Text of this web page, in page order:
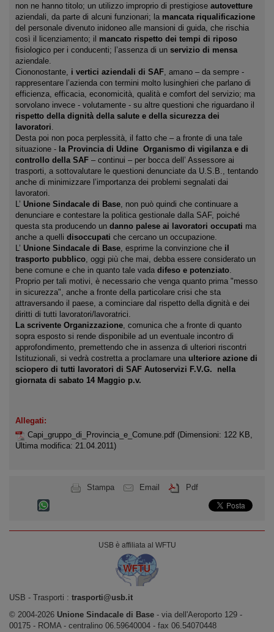
non ne hanno titolo; un utilizzo improprio di prestigiose autovetture
aziendali, da parte di alcuni funzionari; la mancata riqualificazione
del personale divenuto inidoneo alle mansioni di guida, che rischia
così il licenziamento; il mancato rispetto dei tempi di riposo
fisiologico per i conducenti; l’assenza di un servizio di mensa
aziendale.
Ciononostante, i vertici aziendali di SAF, amano – da sempre ‐
rappresentare l’azienda con termini molto lusinghieri che parlano di
efficienza, efficacia, economicità, qualità e comfort del servizio; ma
sorvolano invece ‐ volutamente ‐ su altre questioni che riguardano il
rispetto della dignità della salute e della sicurezza dei
lavoratori.
Desta poi non poca perplessità, il fatto che – a fronte di una tale
situazione ‐ la Provincia di Udine ­ Organismo di vigilanza e di
controllo della SAF – continui – per bocca dell’ Assessore ai
trasporti, a sottovalutare le questioni denunciate da U.S.B., tentando
anche di minimizzare l’importanza dei problemi segnalati dai
lavoratori.
L’ Unione Sindacale di Base, non può quindi che continuare a
denunciare e contestare la politica gestionale dalla SAF, poiché
questa sta producendo un danno palese ai lavoratori occupati ma
anche a quelli disoccupati che cercano un occupazione.
L’ Unione Sindacale di Base, esprime la convinzione che il
trasporto pubblico, oggi più che mai, debba essere considerato un
bene comune e che in quanto tale vada difeso e potenziato.
Proprio per tali motivi, è necessario che venga quanto prima "messo
in sicurezza", anche a fronte della particolare crisi che sta
attraversando il paese, a cominciare dal rispetto della dignità e dei
diritti di tutti lavoratori/lavoratrici.
La scrivente Organizzazione, comunica che a fronte di quanto
sopra esposto si rende disponibile ad un eventuale incontro di
approfondimento, premettendo che in assenza di ulteriori riscontri
Istituzionali, si vedrà costretta a proclamare una ulteriore azione di
sciopero di tutti lavoratori di SAF Autoservizi F.V.G. ­ nella
giornata di sabato 14 Maggio p.v.
Allegati:
Capi_gruppo_di_Provincia_e_Comune.pdf (Dimensioni: 122 KB,
Ultima modifica: 21.04.2011)
Stampa Email Pdf
USB è affiliata al WFTU
USB ‐ Trasporti : trasporti@usb.it
© 2004-2026 Unione Sindacale di Base ‐ via dell'Aeroporto 129 -
00175 - ROMA - centralino 06.59640004 - fax 06.54070448